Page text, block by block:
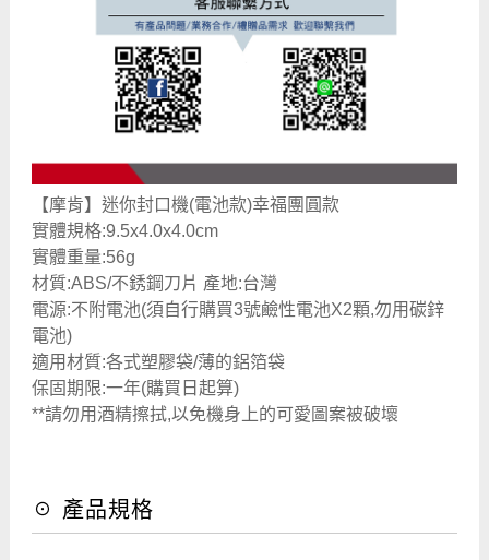
【摩肯】迷你封口機(電池款)幸福團圓款
實體規格:9.5x4.0x4.0cm
實體重量:56g
材質:ABS/不銹鋼刀片 產地:台灣
電源:不附電池(須自行購買3號鹼性電池X2顆,勿用碳鋅
電池)
適用材質:各式塑膠袋/薄的鋁箔袋
保固期限:一年(購買日起算)
**請勿用酒精擦拭,以免機身上的可愛圖案被破壞
☉ 產品規格